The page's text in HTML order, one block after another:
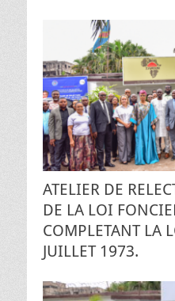
ATELIER DE
DE LA LOI
COMPLETANT LA
JUILLET 1973.